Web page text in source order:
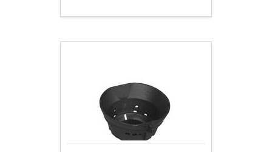
Topfhalter